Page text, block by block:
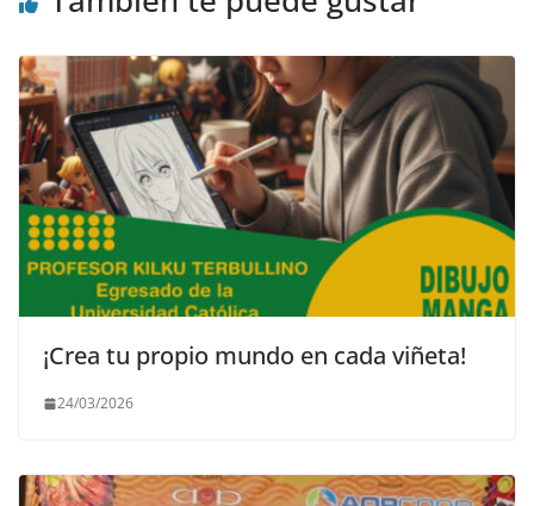
¡Crea tu propio mundo en cada viñeta!
24/03/2026